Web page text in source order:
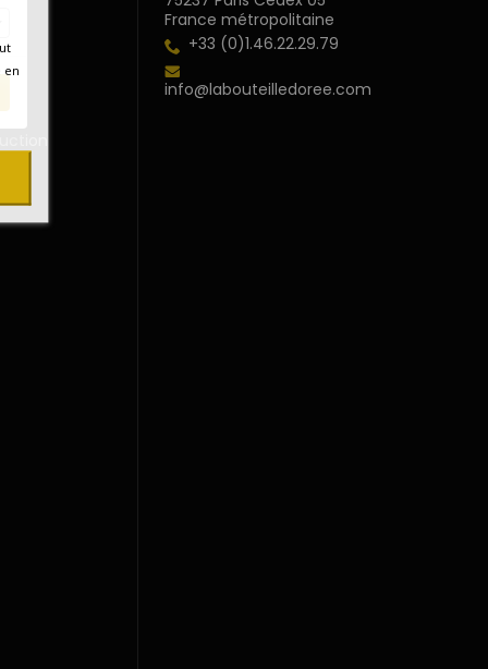
France métropolitaine
+33 (0)1.46.22.29.79
info@labouteilledoree.com
en